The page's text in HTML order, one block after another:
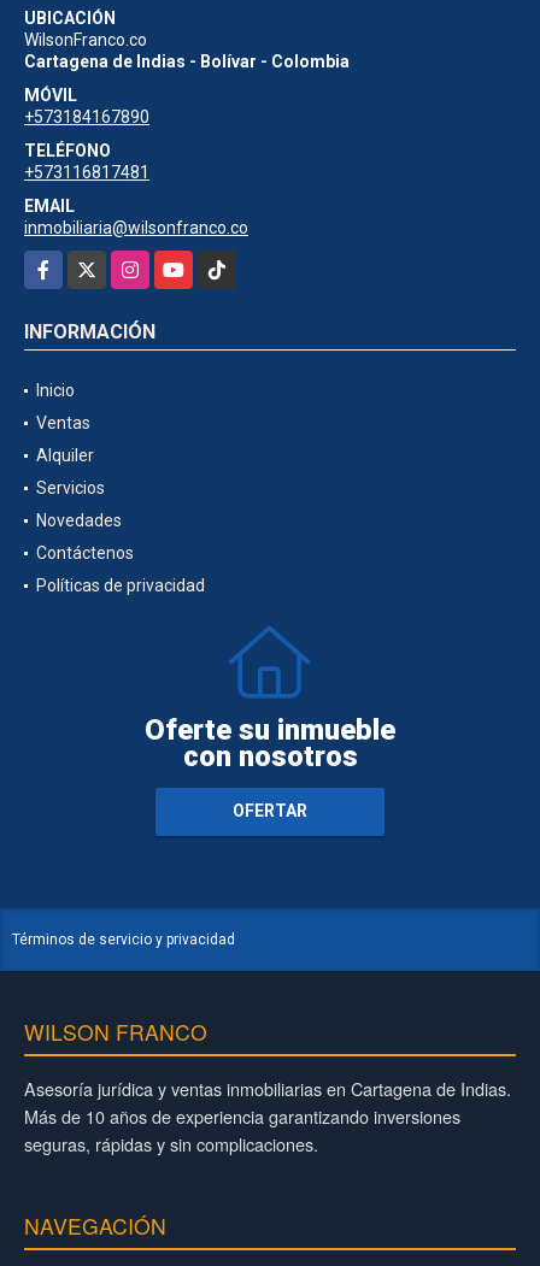
UBICACIÓN
WilsonFranco.co
Cartagena de Indias - Bolívar - Colombia
MÓVIL
+573184167890
TELÉFONO
+573116817481
EMAIL
inmobiliaria@wilsonfranco.co
Facebook
InstagramYouTubeTikTok
INFORMACIÓN
Inicio
Ventas
Alquiler
Servicios
Novedades
Contáctenos
Políticas de privacidad
Oferte su inmueble
con nosotros
OFERTAR
Términos de servicio y privacidad
WILSON FRANCO
Asesoría jurídica y ventas inmobiliarias en Cartagena de Indias.
Más de 10 años de experiencia garantizando inversiones
seguras, rápidas y sin complicaciones.
NAVEGACIÓN